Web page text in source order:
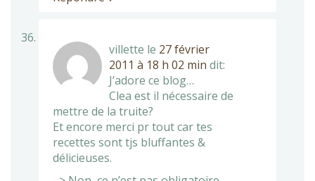
villette le 27 février
2011 à 18 h 02 min dit:
J’adore ce blog…
Clea est il nécessaire de
mettre de la truite?
Et encore merci pr tout car tes
recettes sont tjs bluffantes &
délicieuses.